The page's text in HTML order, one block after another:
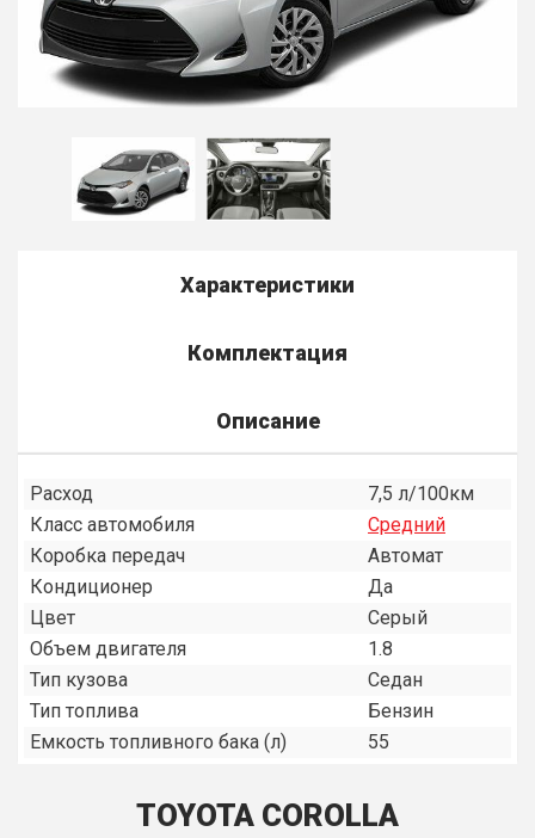
Характеристики
Комплектация
Описание
Расход
7,5 л/100км
Класс автомобиля
Средний
Коробка передач
Автомат
Кондиционер
Да
Цвет
Серый
Объем двигателя
1.8
Тип кузова
Седан
Тип топлива
Бензин
Емкость топливного бака (л)
55
TOYOTA COROLLA